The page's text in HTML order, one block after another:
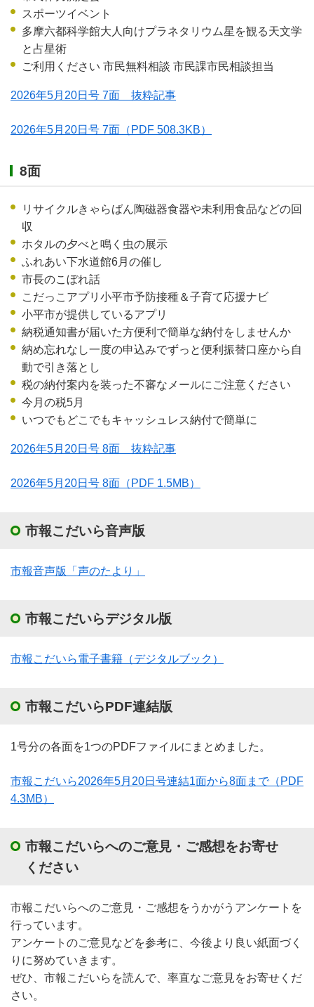
スポーツイベント
多摩六都科学館大人向けプラネタリウム星を観る天文学
と占星術
ご利用ください 市民無料相談 市民課市民相談担当
2026年5月20日号 7面 抜粋記事
2026年5月20日号 7面 （PDF 508.3KB）
8面
リサイクルきゃらばん陶磁器食器や未利用食品などの回
収
ホタルの夕べと鳴く虫の展示
ふれあい下水道館6月の催し
市長のこぼれ話
こだっこアプリ小平市予防接種＆子育て応援ナビ
小平市が提供しているアプリ
納税通知書が届いた方便利で簡単な納付をしませんか
納め忘れなし一度の申込みでずっと便利振替口座から自
動で引き落とし
税の納付案内を装った不審なメールにご注意ください
今月の税5月
いつでもどこでもキャッシュレス納付で簡単に
2026年5月20日号 8面 抜粋記事
2026年5月20日号 8面 （PDF 1.5MB）
市報こだいら音声版
市報音声版「声のたより」
市報こだいらデジタル版
市報こだいら電子書籍（デジタルブック）
市報こだいらPDF連結版
1号分の各面を1つのPDFファイルにまとめました。
市報こだいら2026年5月20日号連結1面から8面まで（PDF
4.3MB）
市報こだいらへのご意見・ご感想をお寄せ
ください
市報こだいらへのご意見・ご感想をうかがうアンケートを
行っています。
アンケートのご意見などを参考に、今後より良い紙面づく
りに努めていきます。
ぜひ、市報こだいらを読んで、率直なご意見をお寄せくだ
さい。